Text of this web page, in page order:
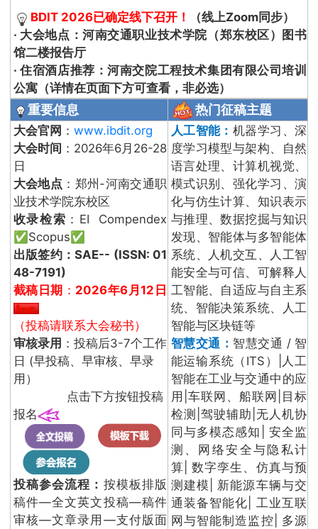
BDIT 2026已确定线下召开！
（线上Zoom同步）
· 大会地点：河南交通职业技术学院（郑东校区）图书
馆二楼报告厅
· 住宿酒店推荐：河南交院工程技术集团有限公司培训
公寓（详情在页面下方可查看，非必选）
重要信息 热门征稿主题
大会官网 ： www.ibdit.org
大会时间 ：2026年6月26-28
日
大会地点 ：郑州-河南交通职
业技术学院东校区
收录检索 ：EI Compendex
✅Scopus✅
出版签约：SAE-- (ISSN: 01
48-7191)
截稿日期 ： 2026年6月12日
（投稿请联系大会秘书）
审核录用 ：投稿后3-7个工作
日 (早投稿、早审核、早录
用）
点击下方按钮投稿
报名
投稿参会流程： 按模板排版
稿件—全文英文投稿—稿件
审核—文章录用—支付版面
人工智能： 机器学习、深
度学习模型与架构、自然
语言处理、计算机视觉、
模式识别、强化学习、演
化与仿生计算、知识表示
与推理、数据挖掘与知识
发现、智能体与多智能体
系统、人机交互、人工智
能安全与可信、可解释人
工智能、自适应与自主系
统、智能决策系统、人工
智能与区块链等
智慧交通： 智慧交通 / 智
能运输系统（ITS）|人工
智能在工业与交通中的应
用|车联网、船联网|目标
检测|驾驶辅助|无人机协
同与多模态感知| 安全监
测、网络安全与隐私计
算| 数字孪生、仿真与预
测建模| 新能源车辆与交
通装备智能化| 工业互联
网与智能制造监控| 多源